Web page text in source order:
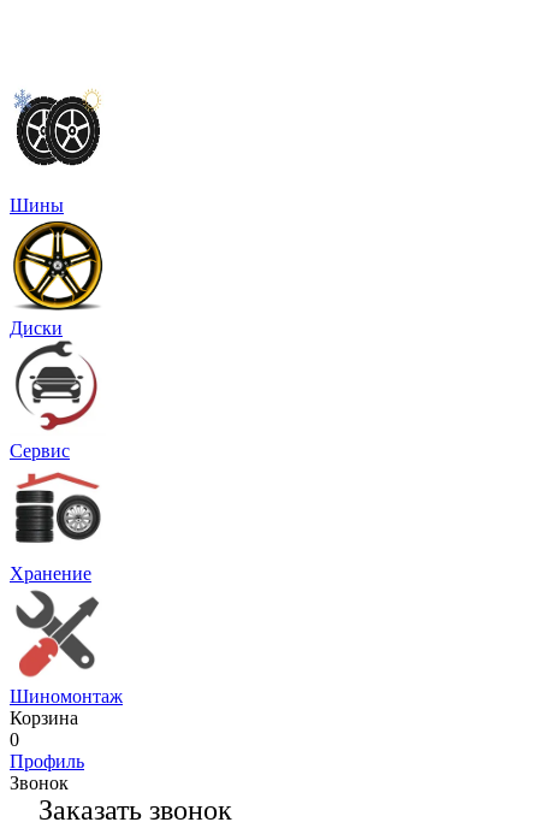
Шины
Диски
Сервис
Хранение
Шиномонтаж
Корзина
0
Профиль
Звонок
Заказать звонок